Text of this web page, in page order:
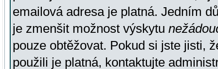
emailová adresa je platná. Jedním
je zmenšit možnost výskytu
pouze obtěžovat. Pokud si jste jisti,
použili je platná, kontaktujte